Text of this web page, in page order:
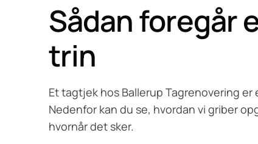
Sådan foregår
trin
Et tagtjek hos Ballerup Tagrenovering
Nedenfor kan du se, hvordan vi griber
hvornår det sker.